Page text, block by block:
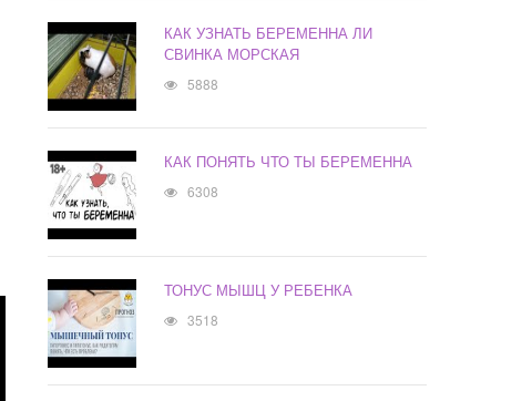
КАК УЗНАТЬ БЕРЕМЕННА ЛИ
СВИНКА МОРСКАЯ
5888
КАК ПОНЯТЬ ЧТО ТЫ БЕРЕМЕННА
6308
ТОНУС МЫШЦ У РЕБЕНКА
3518